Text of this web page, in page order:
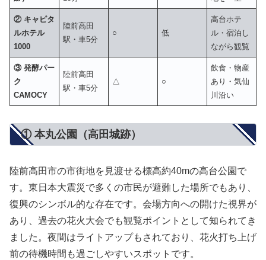
② キャピタ
ルホテル
1000
陸前高田
駅・車5分
○ 低
高台ホテ
ル・宿泊し
ながら観覧
③ 発酵パー
ク
CAMOCY
陸前高田
駅・車5分
△ ○
飲食・物産
あり・気仙
川沿い
① 本丸公園（高田城跡）
陸前高田市の市街地を見渡せる標高約40mの高台公園で
す。東日本大震災で多くの市民が避難した場所でもあり、
復興のシンボル的な存在です。会場方向への開けた視界が
あり、過去の花火大会でも観覧ポイントとして知られてき
ました。夜間はライトアップもされており、花火打ち上げ
前の待機時間も過ごしやすいスポットです。